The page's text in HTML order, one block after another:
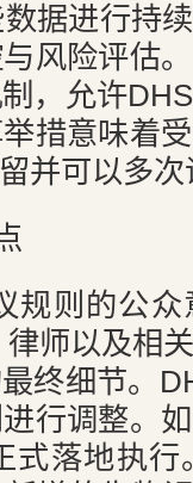
据进行持
风险评估
，允许
措意味着
并可以多
规则的公
师以及相
终细节。
行调整。
式落地执